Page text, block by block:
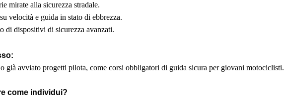
mirate alla sicurezza stradale.
velocità e guida in stato di ebbrezza.
di dispositivi di sicurezza avanzati.
già avviato progetti pilota, come corsi obbligatori di guida sicura per giovani motociclisti.
come individui?